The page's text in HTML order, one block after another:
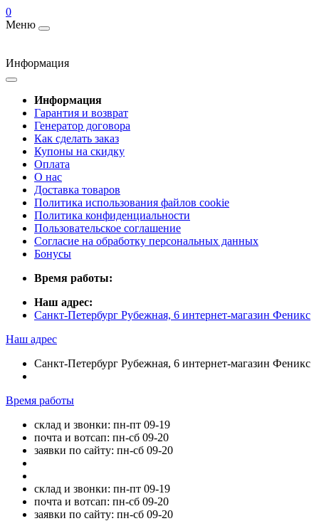
0
Меню
Информация
Информация
Гарантия и возврат
Генератор договора
Как сделать заказ
Купоны на скидку
Оплата
О нас
Доставка товаров
Политика использования файлов cookie
Политика конфиденциальности
Пользовательское соглашение
Согласие на обработку персональных данных
Бонусы
Время работы:
Наш адрес:
Санкт-Петербург Рубежная, 6 интернет-магазин Феникс
Наш адрес
Санкт-Петербург Рубежная, 6 интернет-магазин Феникс
Время работы
склад и звонки: пн-пт 09-19
почта и вотсап: пн-сб 09-20
заявки по сайту: пн-сб 09-20
склад и звонки: пн-пт 09-19
почта и вотсап: пн-сб 09-20
заявки по сайту: пн-сб 09-20